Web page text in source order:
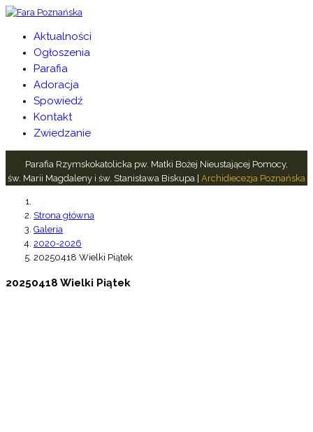
Aktualności
Ogłoszenia
Parafia
Adoracja
Spowiedź
Kontakt
Zwiedzanie
Parafia Rzymskokatolicka pw. Matki Bożej Nieustającej Pomocy,
św. Marii Magdaleny i św. Stanisława Biskupa | Archidiecezja Poznańska
Strona główna
Galeria
2020-2026
20250418 Wielki Piątek
20250418 Wielki Piątek